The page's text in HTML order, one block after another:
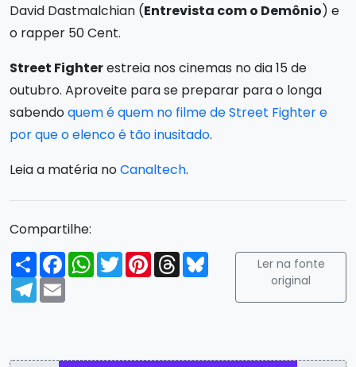
David Dastmalchian (Entrevista com o Demônio) e
o rapper 50 Cent.
Street Fighterestreia nos cinemas no dia 15 de
outubro. Aproveite para se preparar para o longa
sabendoquem é quem no filme de Street Fighter e
por que o elenco é tão inusitado.
Leia a matéria noCanaltech.
Compartilhe:
Compartilhar
FacebookWhatsApp
TwitterPinterest
ThreadsBluesky
Telegram
Email
Ler na fonte
original